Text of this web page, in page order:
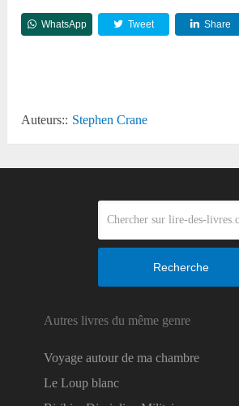
WhatsApp Tweet Share
Auteurs:: Stephen Crane
Recherche
Autres livres du même genre
Voyage autour de ma chambre
Le Loup blanc